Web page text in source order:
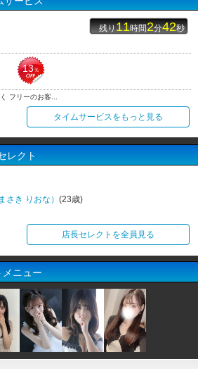
残り11時間2分42秒
13％
フリーのお客...
タイムサービスをもっと見る
レクト
さき りおな） (23歳)
店長セレクトを全員見る
ニュー